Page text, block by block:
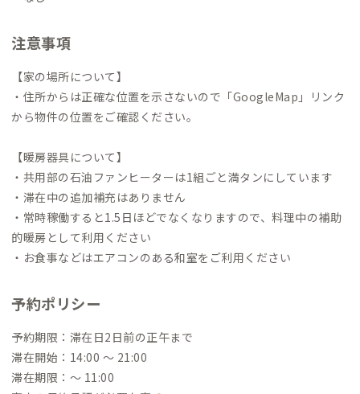
注意事項
【家の場所について】
・住所からは正確な位置を示さないので「GoogleMap」リンク
から物件の位置をご確認ください。
【暖房器具について】
・共用部の石油ファンヒーターは1組ごと満タンにしています
・滞在中の追加補充はありません
・常時稼働すると1.5日ほどでなくなりますので、料理中の補助
的暖房として利用ください
・お食事などはエアコンのある和室をご利用ください
予約ポリシー
予約期限：滞在日2日前の正午まで
滞在開始：14:00 〜 21:00
滞在期限：〜 11:00